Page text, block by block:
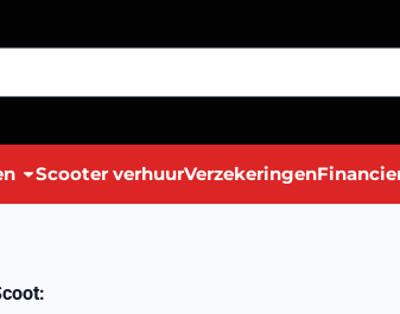
Scooter verhuurVerzekeringen